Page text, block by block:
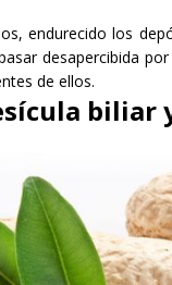
,endurecido los
desapercibida
de ellos.
biliar